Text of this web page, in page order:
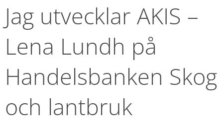
Jag utvecklar AKIS –
Lena Lundh på
Handelsbanken Skog
och lantbruk